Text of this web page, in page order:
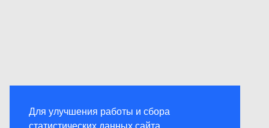
Для улучшения работы и сбора
статистических данных сайта